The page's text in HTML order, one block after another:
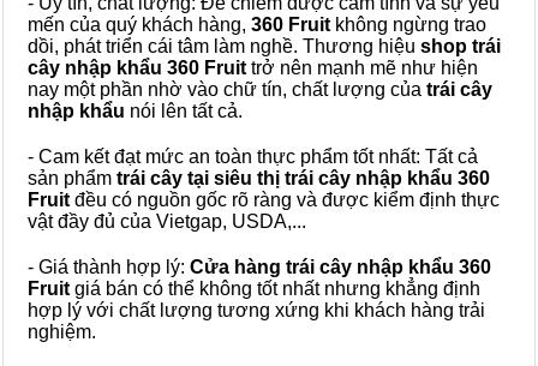
mến của quý khách hàng, 360 Fruit không ngừng trao
dồi, phát triển cái tâm làm nghề. Thương hiệu shop trái
cây nhập khẩu 360 Fruit trở nên mạnh mẽ như hiện
nay một phần nhờ vào chữ tín, chất lượng của trái cây
nhập khẩu nói lên tất cả.
- Cam kết đạt mức an toàn thực phẩm tốt nhất: Tất cả
sản phẩm trái cây tại siêu thị trái cây nhập khẩu 360
Fruit đều có nguồn gốc rõ ràng và được kiểm định thực
vật đầy đủ của Vietgap, USDA,...
- Giá thành hợp lý: Cửa hàng trái cây nhập khẩu 360
Fruit giá bán có thể không tốt nhất nhưng khẳng định
hợp lý với chất lượng tương xứng khi khách hàng trải
nghiệm.